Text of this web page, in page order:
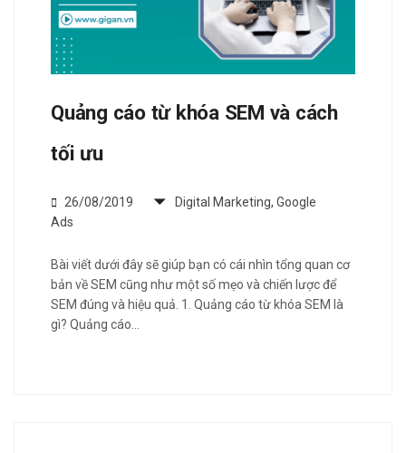
Quảng cáo từ khóa SEM và cách
tối ưu
26/08/2019 Digital Marketing, Google
Ads
Bài viết dưới đây sẽ giúp bạn có cái nhìn tổng quan cơ
bản về SEM cũng như một số mẹo và chiến lược để
SEM đúng và hiệu quả. 1. Quảng cáo từ khóa SEM là
gì? Quảng cáo…